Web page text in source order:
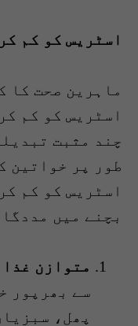
اسٹریس کو کم
ماہرین صحت کا
اسٹریس کو کم
چند مثبت
طور پر خواتین
اسٹریس کو کم
بچنے میں
متوازن
سے بھرپور
پھل،